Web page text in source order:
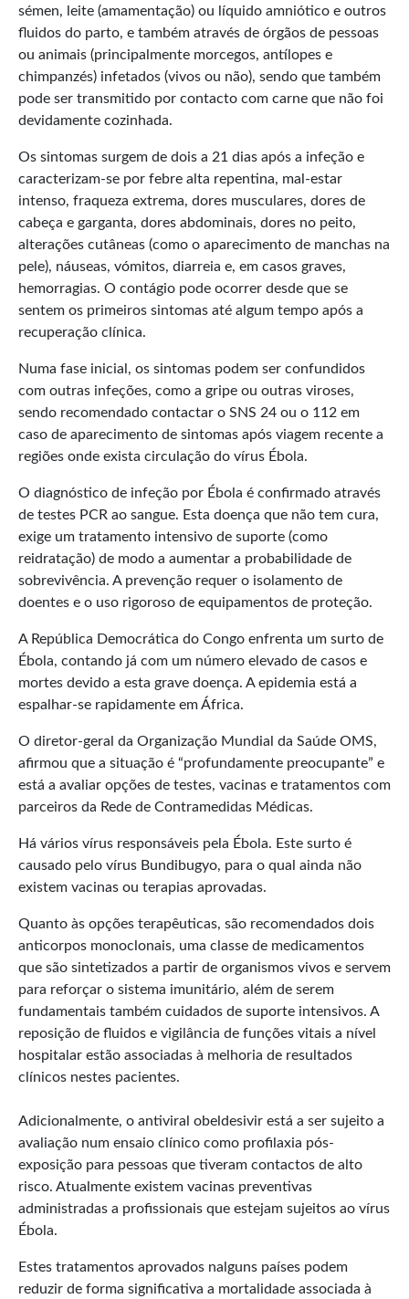
sémen, leite (amamentação) ou líquido amniótico e outros
fluidos do parto, e também através de órgãos de pessoas
ou animais (principalmente morcegos, antílopes e
chimpanzés) infetados (vivos ou não), sendo que também
pode ser transmitido por contacto com carne que não foi
devidamente cozinhada.
Os sintomas surgem de dois a 21 dias após a infeção e
caracterizam-se por febre alta repentina, mal-estar
intenso, fraqueza extrema, dores musculares, dores de
cabeça e garganta, dores abdominais, dores no peito,
alterações cutâneas (como o aparecimento de manchas na
pele), náuseas, vómitos, diarreia e, em casos graves,
hemorragias. O contágio pode ocorrer desde que se
sentem os primeiros sintomas até algum tempo após a
recuperação clínica.
Numa fase inicial, os sintomas podem ser confundidos
com outras infeções, como a gripe ou outras viroses,
sendo recomendado contactar o SNS 24 ou o 112 em
caso de aparecimento de sintomas após viagem recente a
regiões onde exista circulação do vírus Ébola.
O diagnóstico de infeção por Ébola é confirmado através
de testes PCR ao sangue. Esta doença que não tem cura,
exige um tratamento intensivo de suporte (como
reidratação) de modo a aumentar a probabilidade de
sobrevivência. A prevenção requer o isolamento de
doentes e o uso rigoroso de equipamentos de proteção.
A República Democrática do Congo enfrenta um surto de
Ébola, contando já com um número elevado de casos e
mortes devido a esta grave doença. A epidemia está a
espalhar-se rapidamente em África.
O diretor-geral da Organização Mundial da Saúde OMS,
afirmou que a situação é “profundamente preocupante” e
está a avaliar opções de testes, vacinas e tratamentos com
parceiros da Rede de Contramedidas Médicas.
Há vários vírus responsáveis pela Ébola. Este surto é
causado pelo vírus Bundibugyo, para o qual ainda não
existem vacinas ou terapias aprovadas.
Quanto às opções terapêuticas, são recomendados dois
anticorpos monoclonais, uma classe de medicamentos
que são sintetizados a partir de organismos vivos e servem
para reforçar o sistema imunitário, além de serem
fundamentais também cuidados de suporte intensivos. A
reposição de fluidos e vigilância de funções vitais a nível
hospitalar estão associadas à melhoria de resultados
clínicos nestes pacientes.
Adicionalmente, o antiviral obeldesivir está a ser sujeito a
avaliação num ensaio clínico como profilaxia pós-
exposição para pessoas que tiveram contactos de alto
risco. Atualmente existem vacinas preventivas
administradas a profissionais que estejam sujeitos ao vírus
Ébola.
Estes tratamentos aprovados nalguns países podem
reduzir de forma significativa a mortalidade associada à